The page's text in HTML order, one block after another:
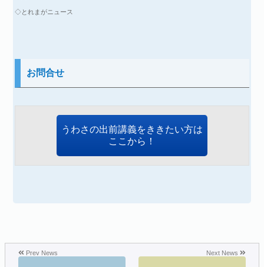
◇とれまがニュース
お問合せ
うわさの出前講義をききたい方は
ここから！
Prev News Next News